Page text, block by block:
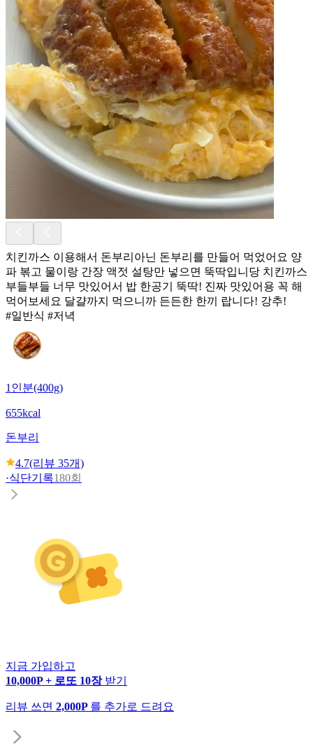
치킨까스 이용해서 돈부리아닌 돈부리를 만들어 먹었어요 양
파 볶고 물이랑 간장 액젓 설탕만 넣으면 뚝딱입니당 치킨까스
부들부들 너무 맛있어서 밥 한공기 뚝딱! 진짜 맛있어용 꼭 해
먹어보세요 달걀까지 먹으니까 든든한 한끼 랍니다! 강추!
#일반식 #저녁
1인분(400g)
655kcal
돈부리
4.7(리뷰 35개)
·식단기록180회
지금 가입하고
10,000P + 로또 10장 받기
리뷰 쓰면 2,000P 를 추가로 드려요